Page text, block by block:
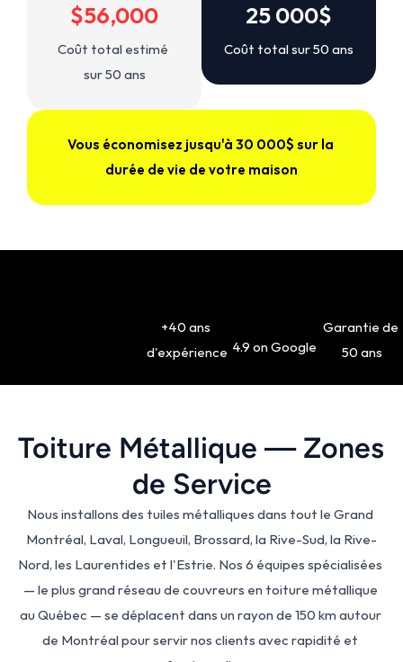
$56,000
Coût total estimé
sur 50 ans
25 000$
Coût total sur 50 ans
Vous économisez jusqu'à 30 000$ sur la
durée de vie de votre maison
+40 ans
d'expérience 4.9 on Google
Garantie de
50 ans
Toiture Métallique — Zones
de Service
Nous installons des tuiles métalliques dans tout le Grand
Montréal, Laval, Longueuil, Brossard, la Rive-Sud, la Rive-
Nord, les Laurentides et l'Estrie. Nos 6 équipes spécialisées
— le plus grand réseau de couvreurs en toiture métallique
au Québec — se déplacent dans un rayon de 150 km autour
de Montréal pour servir nos clients avec rapidité et